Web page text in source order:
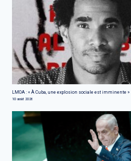
LMOA : « À Cuba, une explosion sociale est imminente »
10 août 2026